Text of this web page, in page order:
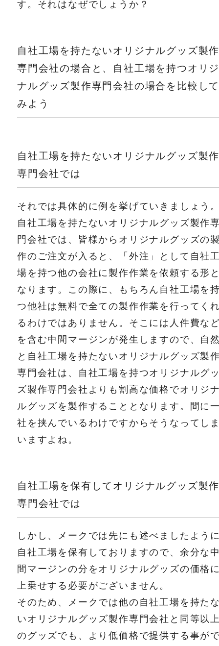
す。それはなぜでしょうか？
自社工場を持たないオリジナルグッズ製
専門会社の場合と、自社工場を持つオリ
ナルグッズ製作専門会社の場合を比較し
みよう
自社工場を持たないオリジナルグッズ製
専門会社では
それでは具体的に例を挙げていきましょう
自社工場を持たないオリジナルグッズ製作
門会社では、皆様からオリジナルグッズの
作のご注文が入ると、「外注」として自社
場を持つ他の会社に製作作業を依頼する形
なります。この際に、もちろん自社工場を
つ他社は無料で全ての製作作業を行ってく
るわけではありません。そこには人件費な
を含む中間マージンが発生しますので、自
と自社工場を持たないオリジナルグッズ製
専門会社は、自社工場を持つオリジナルグ
ズ製作専門会社よりも割高な価格でオリジ
ルグッズを製作することとなります。間に
社を挟んでいるわけですからそうなってし
いますよね。
自社工場を保有してオリジナルグッズ製
専門会社では
しかし、メークでは先にも述べましたよう
自社工場を保有しておりますので、余分な
間マージンの分をオリジナルグッズの価格
上乗せする必要がございません。
そのため、メークでは他の自社工場を持た
いオリジナルグッズ製作専門会社と同等以
のグッズでも、より低価格で提供する事が